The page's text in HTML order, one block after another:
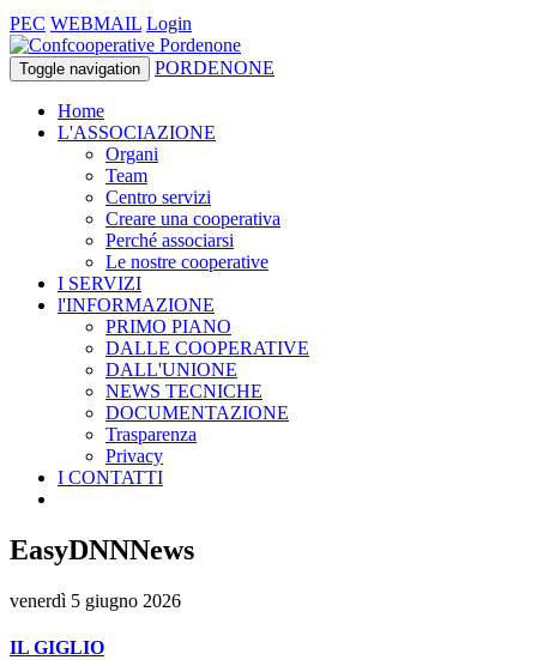
PEC WEBMAIL Login
Toggle navigation PORDENONE
Home
L'ASSOCIAZIONE
Organi
Team
Centro servizi
Creare una cooperativa
Perché associarsi
Le nostre cooperative
I SERVIZI
l'INFORMAZIONE
PRIMO PIANO
DALLE COOPERATIVE
DALL'UNIONE
NEWS TECNICHE
DOCUMENTAZIONE
Trasparenza
Privacy
I CONTATTI
EasyDNNNews
venerdì 5 giugno 2026
IL GIGLIO